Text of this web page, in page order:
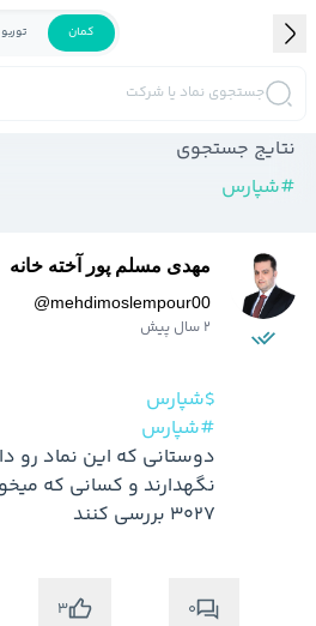
کمان توربو
جستجوی نماد یا شرکت
نتایج جستجوی
#شپارس
مهدی مسلم پور آخته خانه
@mehdimoslempour00
2 سال پیش
$شپارس
#شپارس
3027 بررسی کنند
0
3